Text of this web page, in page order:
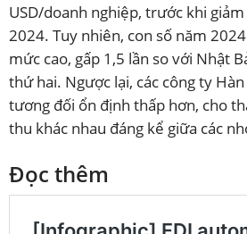
USD/doanh nghiệp, trước khi
2024. Tuy nhiên, con số năm
mức cao, gấp 1,5 lần so với Nhật
thứ hai. Ngược lại, các công ty
tương đối ổn định thấp hơn, cho
thu khác nhau đáng kể giữa các
Đọc thêm